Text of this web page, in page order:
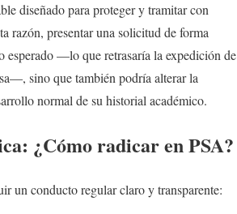
diseñado para proteger y tramitar con
razón, presentar una solicitud de forma
esperado —lo que retrasaría la expedición de
sino que también podría alterar la
normal de su historial académico.
¿Cómo radicar en PSA?
un conducto regular claro y transparente: